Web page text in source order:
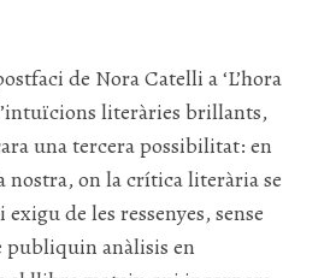
de Nora Catelli a ‘L’hora
literàries brillants,
una tercera possibilitat: en
nostra, on la crítica literària se
de les ressenyes, sense
publiquin anàlisis en